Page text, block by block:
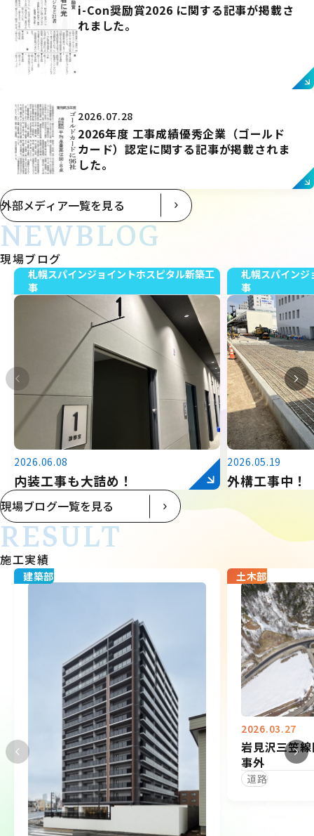
i-Con奨励賞2026 に関する記事が掲載さ
れました。
2026.07.28
2026年度 工事成績優秀企業（ゴールド
カード）認定に関する記事が掲載されま
した。
外部メディア一覧を見る
現場ブログ
NEWBLOG
札幌スパインジョイントホスピタル新築工
事
2026.06.08
内装工事も大詰め！
札幌スパインジ
事
2026.05.19
外構工事中！
現場ブログ一覧を見る
施工実績
RESULT
建築部 土木部
2026.03.27
岩見沢三笠
事外
道路